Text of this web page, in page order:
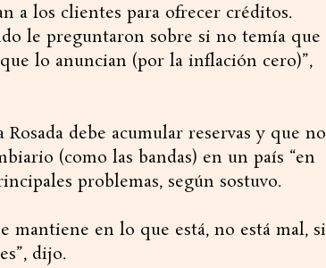
a los clientes para ofrecer créditos.
le preguntaron sobre si no temía que
lo anuncian (por la inflación cero)”,
debe acumular reservas y que no
(como las bandas) en un país “en
problemas, según sostuvo.
mantiene en lo que está, no está mal, si
dijo.